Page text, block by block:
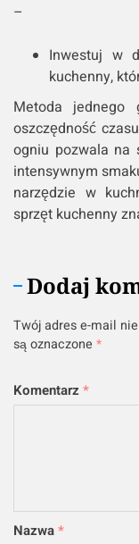
–
Inwestuj w
kuchenny,
Metoda
oszczędność
ogniu pozwala na
intensywnym
narzędzie w
sprzęt kuchenny
Dodaj
Twój adres e-mail
są oznaczone *
Komentarz *
Nazwa*